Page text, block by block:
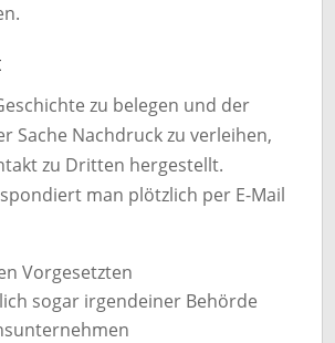
zu belegen und der
Sache Nachdruck zu verleihen,
zu Dritten hergestellt.
man plötzlich per E-Mail
Vorgesetzten
sogar irgendeiner Behörde